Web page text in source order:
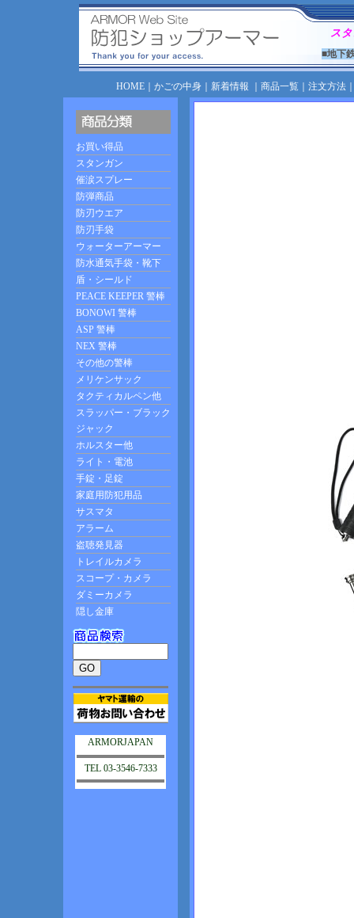
ス
■地下
HOME｜ かごの中身｜ 新着情報 商品一覧｜ 注文方法
ARMORJAPAN
TEL 03-3546-7333